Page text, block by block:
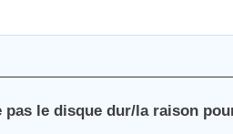
pas le disque dur/la raison